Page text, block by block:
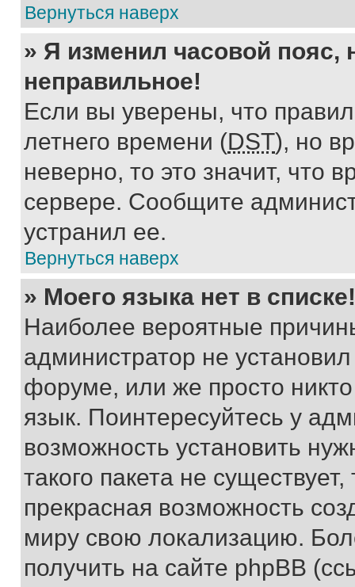
Вернуться наверх
» Я изменил часовой пояс,
неправильное!
Если вы уверены, что
летнего времени (DST), но
неверно, то это значит, что
сервере. Сообщите
устранил ее.
Вернуться наверх
» Моего языка нет в списке!
Наиболее вероятные
администратор не
форуме, или же просто
язык. Поинтересуйтесь у
возможность установить
такого пакета не
прекрасная возможность
миру свою локализацию.
получить на сайте phpBB